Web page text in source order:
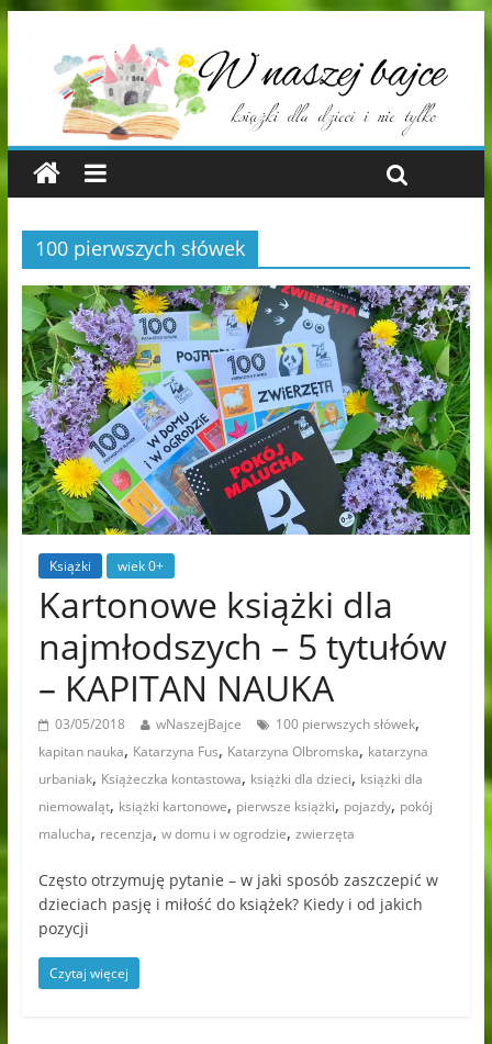
100 pierwszych słówek
Książki wiek 0+
Kartonowe książki dla
najmłodszych – 5 tytułów
– KAPITAN NAUKA
03/05/2018 wNaszejBajce 100 pierwszych słówek,
kapitan nauka, Katarzyna Fus, Katarzyna Olbromska, katarzyna
urbaniak, Książeczka kontastowa, książki dla dzieci, książki dla
niemowaląt, książki kartonowe, pierwsze książki, pojazdy, pokój
malucha, recenzja, w domu i w ogrodzie, zwierzęta
Często otrzymuję pytanie – w jaki sposób zaszczepić w
dzieciach pasję i miłość do książek? Kiedy i od jakich
pozycji
Czytaj więcej